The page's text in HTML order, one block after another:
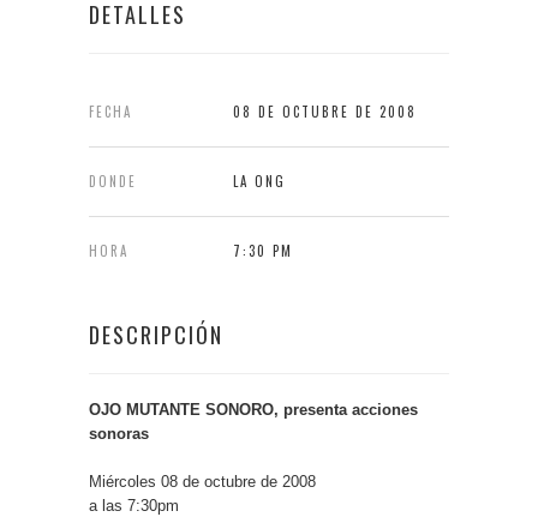
DETALLES
FECHA 08 DE OCTUBRE DE 2008
DONDE LA ONG
HORA 7:30 PM
DESCRIPCIÓN
OJO MUTANTE SONORO, presenta acciones
sonoras
Miércoles 08 de octubre de 2008
a las 7:30pm